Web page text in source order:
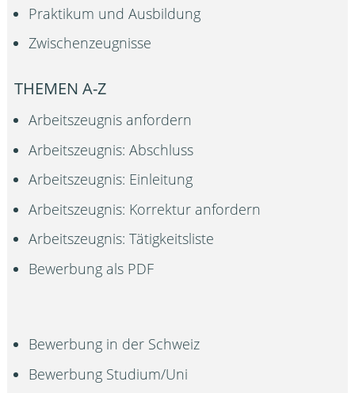
Praktikum und Ausbildung
Zwischenzeugnisse
THEMEN A-Z
Arbeitszeugnis anfordern
Arbeitszeugnis: Abschluss
Arbeitszeugnis: Einleitung
Arbeitszeugnis: Korrektur anfordern
Arbeitszeugnis: Tätigkeitsliste
Bewerbung als PDF
Bewerbung in der Schweiz
Bewerbung Studium/Uni